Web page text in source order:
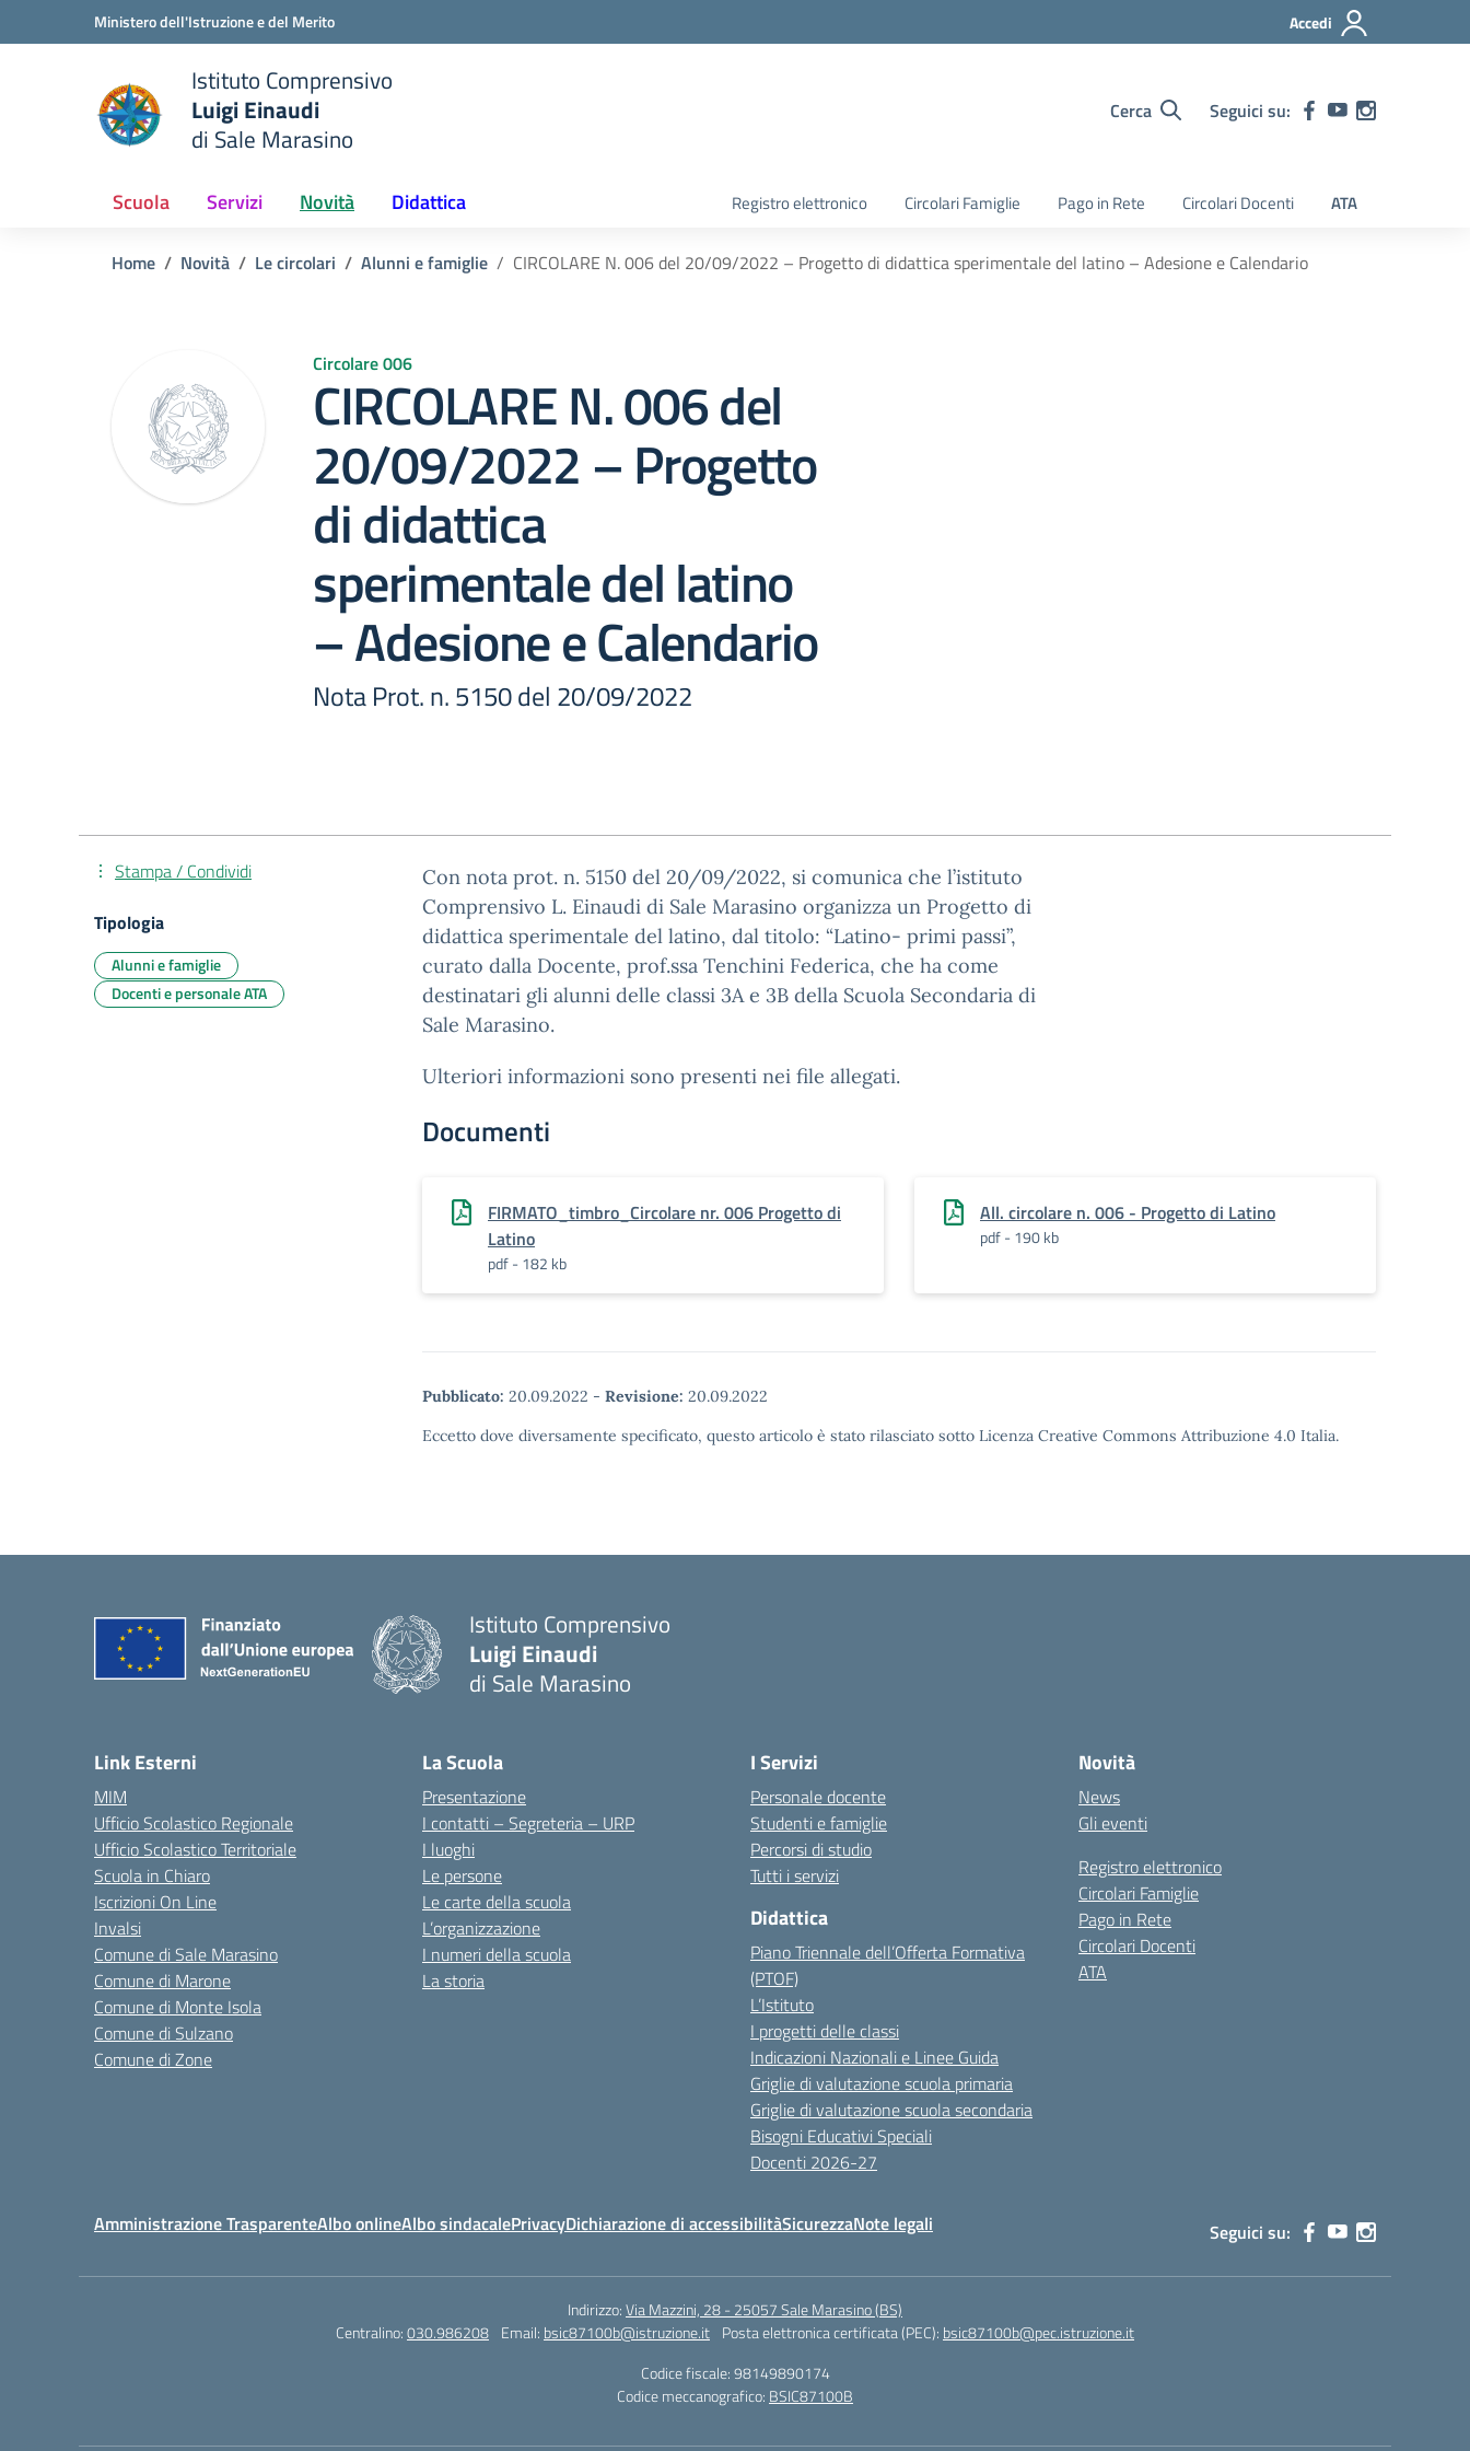
Vai ai contenuti
Vai al menu di navigazioneMinistero dell'Istruzione e del Merito Accedi
scuola
Istituto Comprensivo
Luigi Einaudi
di Sale Marasino
Cerca Seguici su:
Scuola Servizi Novità Didattica Registro elettronico Circolari Famiglie Pago in Rete Circolari Docenti ATA
Home Novità Le circolari Alunni e famiglie CIRCOLARE N. 006 del 20/09/2022 – Progetto di didattica sperimentale del latino – Adesione e Calendario
Circolare 006
CIRCOLARE N. 006 del
20/09/2022 – Progetto
di didattica
sperimentale del latino
– Adesione e Calendario
Nota Prot. n. 5150 del 20/09/2022
Con nota prot. n. 5150 del 20/09/2022, si comunica che l’istituto
Comprensivo L. Einaudi di Sale Marasino organizza un Progetto di
didattica sperimentale del latino, dal titolo: “Latino- primi passi”,
curato dalla Docente, prof.ssa Tenchini Federica, che ha come
destinatari gli alunni delle classi 3A e 3B della Scuola Secondaria di
Sale Marasino.
Ulteriori informazioni sono presenti nei file allegati.
Documenti
FIRMATO_timbro_Circolare nr. 006 Progetto di
Latino
pdf - 182 kb
All. circolare n. 006 - Progetto di Latino
pdf - 190 kb
Pubblicato: 20.09.2022 - Revisione: 20.09.2022
Eccetto dove diversamente specificato, questo articolo è stato rilasciato sotto Licenza Creative Commons Attribuzione 4.0 Italia.
Stampa / Condividi
Tipologia
Alunni e famiglie
Docenti e personale ATA
Istituto Comprensivo
Luigi Einaudi
di Sale Marasino
Link Esterni
MIM
Ufficio Scolastico Regionale
Ufficio Scolastico Territoriale
Scuola in Chiaro
Iscrizioni On Line
Invalsi
Comune di Sale Marasino
Comune di Marone
Comune di Monte Isola
Comune di Sulzano
Comune di Zone
La Scuola
Presentazione
I contatti – Segreteria – URP
I luoghi
Le persone
Le carte della scuola
L’organizzazione
I numeri della scuola
La storia
I Servizi
Personale docente
Studenti e famiglie
Percorsi di studio
Tutti i servizi
Didattica
Piano Triennale dell’Offerta Formativa
(PTOF)
L’Istituto
I progetti delle classi
Indicazioni Nazionali e Linee Guida
Griglie di valutazione scuola primaria
Griglie di valutazione scuola secondaria
Bisogni Educativi Speciali
Docenti 2026-27
Novità
News
Gli eventi
Registro elettronico
Circolari Famiglie
Pago in Rete
Circolari Docenti
ATA
Amministrazione TrasparenteAlbo onlineAlbo sindacalePrivacyDichiarazione di accessibilitàSicurezzaNote legali Seguici su:
Indirizzo:Via Mazzini, 28 - 25057 Sale Marasino (BS)
Centralino:030.986208 Email: bsic87100b@istruzione.it Posta elettronica certificata (PEC): bsic87100b@pec.istruzione.it
Codice fiscale: 98149890174
Codice meccanografico: BSIC87100B